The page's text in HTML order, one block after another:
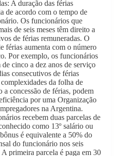
A duração das férias
de acordo com o tempo de
Os funcionários que
de seis meses têm direito a
de férias remuneradas. O
férias aumenta com o número
Por exemplo, os funcionários
cinco a dez anos de serviço
consecutivos de férias
da folha de
a concessão de férias, podem
por uma Organização
na Argentina.
recebem duas parcelas de
como 13º salário ou
é equivalente a 50% do
do funcionário nos seis
A primeira parcela é paga em 30